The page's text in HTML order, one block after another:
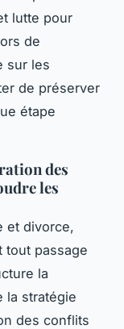
lutte pour
de
sur les
de préserver
étape
des
les
et divorce,
tout passage
la
la stratégie
des conflits